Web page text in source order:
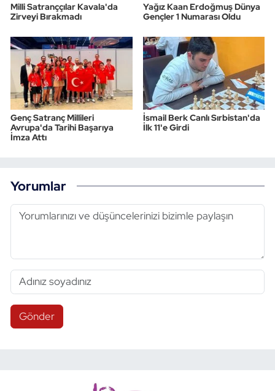
Milli Satranççılar Kavala'da
Zirveyi Bırakmadı
Yağız Kaan Erdoğmuş Dünya
Gençler 1 Numarası Oldu
Genç Satranç Millileri
Avrupa'da Tarihi Başarıya
İmza Attı
İsmail Berk Canlı Sırbistan'da
İlk 11'e Girdi
Yorumlar
Gönder